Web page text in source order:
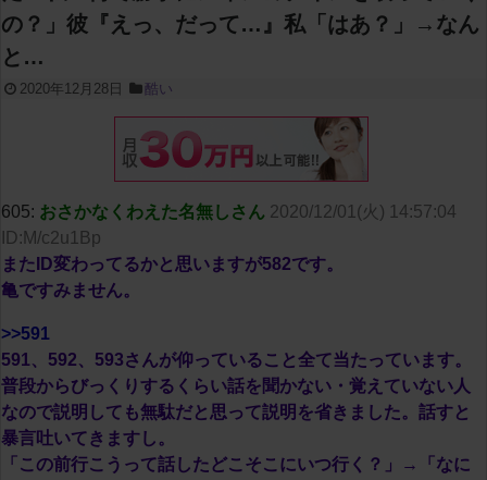
の？」彼『えっ、だって…』私「はあ？」→なん
と…
2020年12月28日 酷い
605: おさかなくわえた名無しさん 2020/12/01(火) 14:57:04
ID:M/c2u1Bp
またID変わってるかと思いますが582です。
亀ですみません。
>>591
591、592、593さんが仰っていること全て当たっています。
普段からびっくりするくらい話を聞かない・覚えていない人
なので説明しても無駄だと思って説明を省きました。話すと
暴言吐いてきますし。
「この前行こうって話したどこそこにいつ行く？」→「なに